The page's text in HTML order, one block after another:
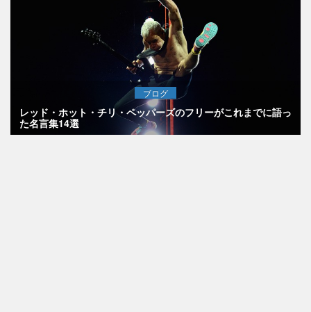
ブログ
レッド・ホット・チリ・ペッパーズのフリーがこれまでに語っ
た名言集14選